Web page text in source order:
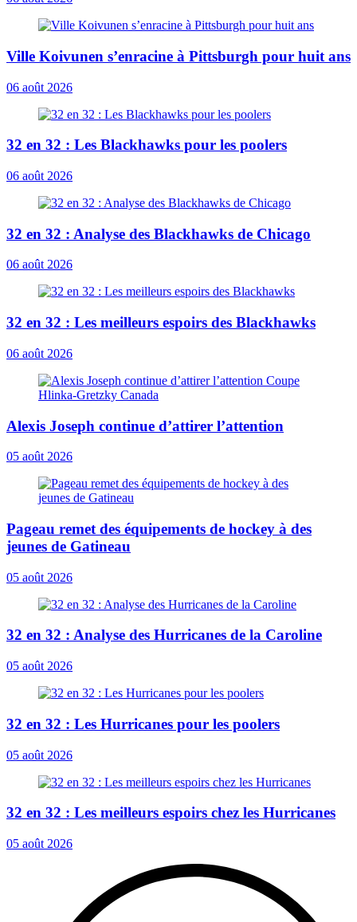
Ville Koivunen s’enracine à Pittsburgh pour huit ans
06 août 2026
32 en 32 : Les Blackhawks pour les poolers
06 août 2026
32 en 32 : Analyse des Blackhawks de Chicago
06 août 2026
32 en 32 : Les meilleurs espoirs des Blackhawks
06 août 2026
Alexis Joseph continue d’attirer l’attention
05 août 2026
Pageau remet des équipements de hockey à des
jeunes de Gatineau
05 août 2026
32 en 32 : Analyse des Hurricanes de la Caroline
05 août 2026
32 en 32 : Les Hurricanes pour les poolers
05 août 2026
32 en 32 : Les meilleurs espoirs chez les Hurricanes
05 août 2026